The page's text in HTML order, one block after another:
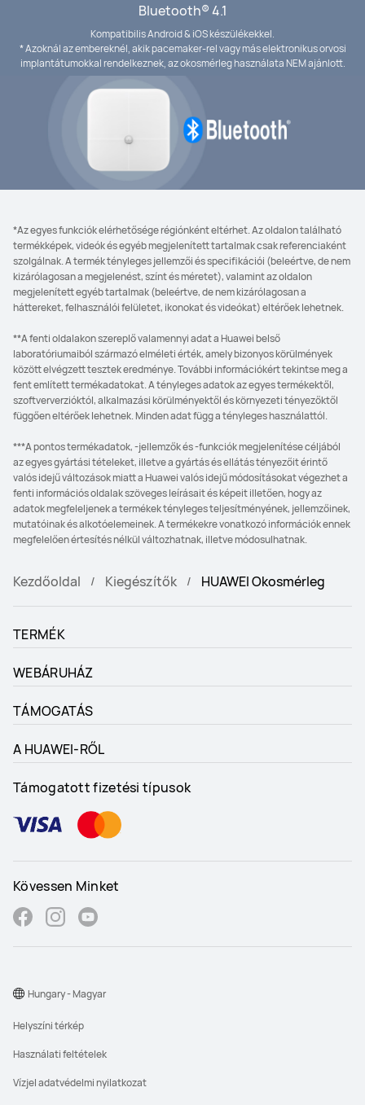
Bluetooth® 4.1
Kompatibilis Android & iOS készülékekkel.
* Azoknál az embereknél, akik pacemaker-rel vagy más elektronikus orvosi
implantátumokkal rendelkeznek, az okosmérleg használata NEM ajánlott.
*Az egyes funkciók elérhetősége régiónként eltérhet. Az oldalon található
termékképek, videók és egyéb megjelenített tartalmak csak referenciaként
szolgálnak. A termék tényleges jellemzői és specifikációi (beleértve, de nem
kizárólagosan a megjelenést, színt és méretet), valamint az oldalon
megjelenített egyéb tartalmak (beleértve, de nem kizárólagosan a
háttereket, felhasználói felületet, ikonokat és videókat) eltérőek lehetnek.
**A fenti oldalakon szereplő valamennyi adat a Huawei belső
laboratóriumaiból származó elméleti érték, amely bizonyos körülmények
között elvégzett tesztek eredménye. További információkért tekintse meg a
fent említett termékadatokat. A tényleges adatok az egyes termékektől,
szoftververzióktól, alkalmazási körülményektől és környezeti tényezőktől
függően eltérőek lehetnek. Minden adat függ a tényleges használattól.
***A pontos termékadatok, -jellemzők és -funkciók megjelenítése céljából
az egyes gyártási tételeket, illetve a gyártás és ellátás tényezőit érintő
valós idejű változások miatt a Huawei valós idejű módosításokat végezhet a
fenti információs oldalak szöveges leírásait és képeit illetően, hogy az
adatok megfeleljenek a termékek tényleges teljesítményének, jellemzőinek,
mutatóinak és alkotóelemeinek. A termékekre vonatkozó információk ennek
megfelelően értesítés nélkül változhatnak, illetve módosulhatnak.
Kezdőoldal Kiegészítők HUAWEI Okosmérleg
TERMÉK
WEBÁRUHÁZ
TÁMOGATÁS
A HUAWEI-RŐL
Támogatott fizetési típusok
Kövessen Minket
Helyszíni térkép
Használati feltételek
Vízjel adatvédelmi nyilatkozat
Hungary - Magyar